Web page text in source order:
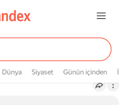
Dünya Siyaset Günün içinden